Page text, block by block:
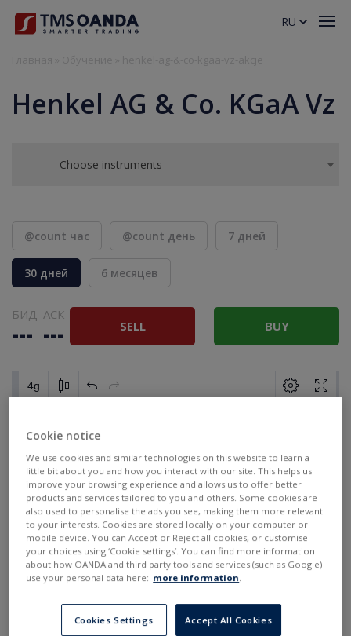
Henkel AG & Co. KGaA Vz
Choose instruments
@count час @count день 7 дней
30 дней 6 месяцев
БИД
---
АСК
--- SELL BUY
RU
Cookie notice
We use cookies and similar technologies on this website to learn a
little bit about you and how you interact with our site. This helps us
improve your browsing experience and allows us to offer better
products and services tailored to you and others. Some cookies are
also used to personalise the ads you see, making them more relevant
to your interests. Cookies are stored locally on your computer or
mobile device. You can Accept or Reject all cookies, or customise
your choices using ‘Cookie settings’. You can find more information
about how OANDA and third party tools and services (such as Google)
use your personal data here: more information.
Cookies Settings Accept All Cookies